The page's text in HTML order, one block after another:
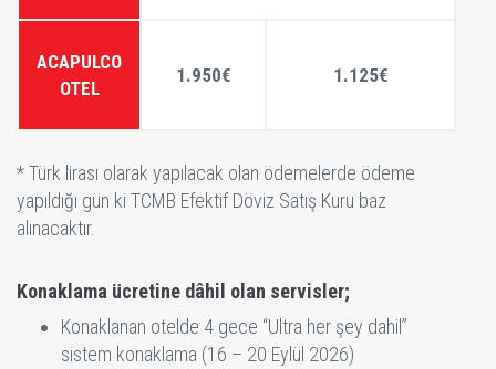
ACAPULCO
OTEL
1.950€ 1.125€
* Türk lirası olarak yapılacak olan ödemelerde ödeme
yapıldığı gün ki TCMB Efektif Döviz Satış Kuru baz
alınacaktır.
Konaklama ücretine dâhil olan servisler;
Konaklanan otelde 4 gece “Ultra her şey dahil”
sistem konaklama (16 – 20 Eylül 2026)